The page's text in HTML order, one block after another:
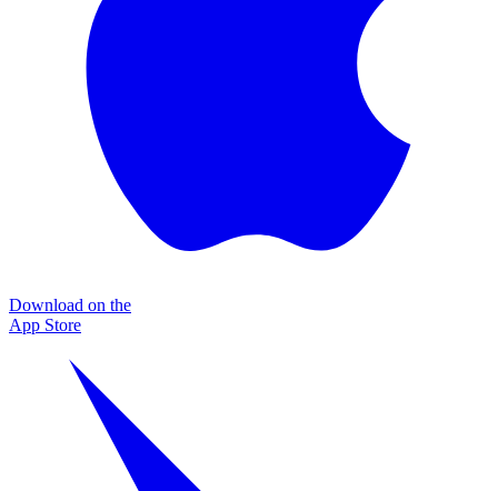
Download on the
App Store